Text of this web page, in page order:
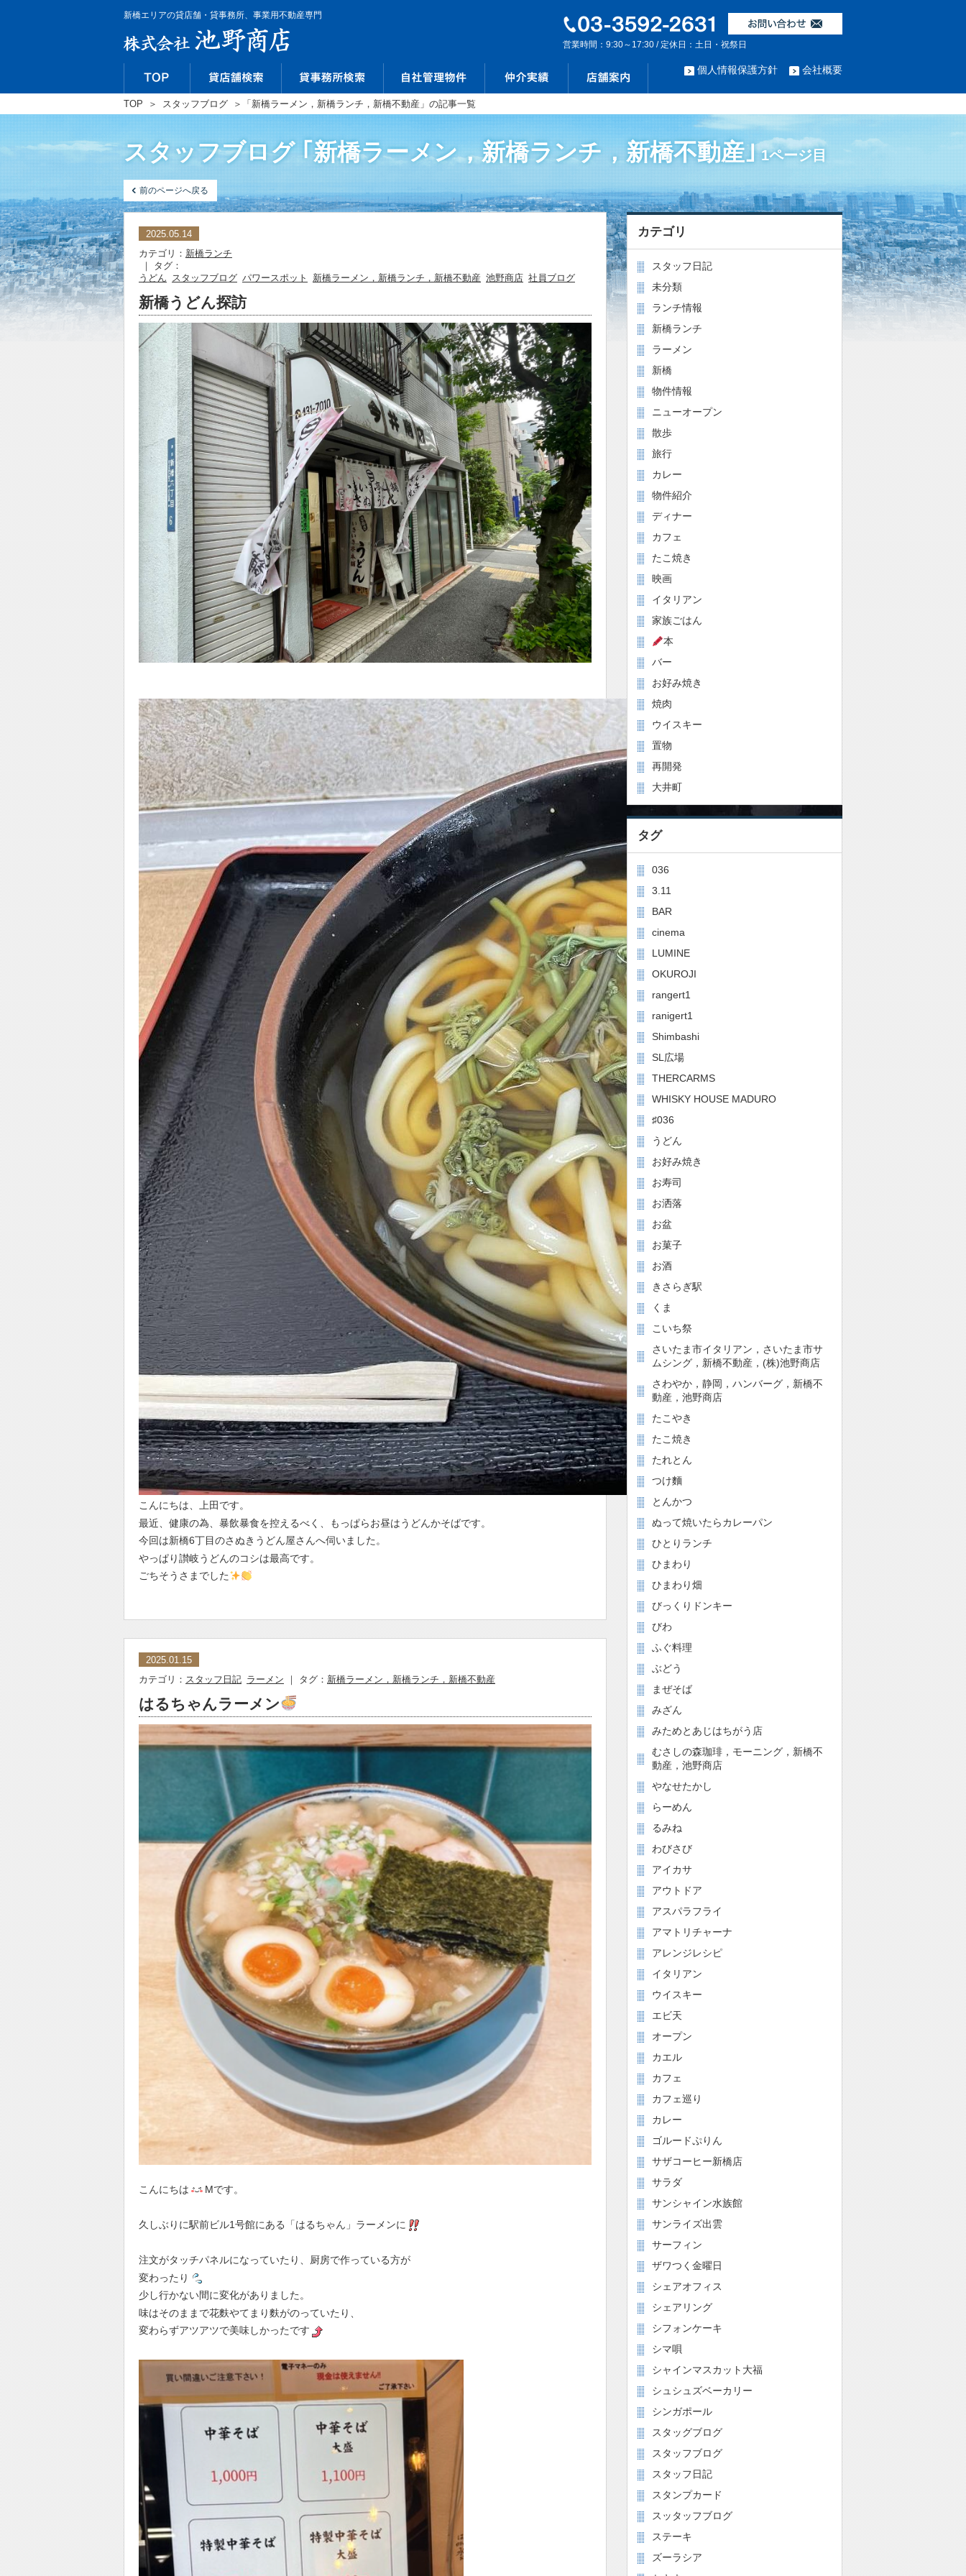
新橋エリアの貸店舗・貸事務所、事業用不動産専門
営業時間：9:30～17:30 / 定休日：土日・祝祭日
個人情報保護方針 会社概要
TOP ＞ スタッフブログ ＞ 「新橋ラーメン，新橋ランチ，新橋不動産」の記事一覧
スタッフブログ ｢新橋ラーメン，新橋ランチ，新橋不動産｣1ページ目
前のページへ戻る
2025.05.14
カテゴリ： 新橋ランチ
｜ タグ：
うどん
スタッフブログ パワースポット 新橋ラーメン，新橋ランチ，新橋不動産 池野商店 社員ブログ
新橋うどん探訪
こんにちは、上田です。
最近、健康の為、暴飲暴食を控えるべく、もっぱらお昼はうどんかそばです。
今回は新橋6丁目のさぬきうどん屋さんへ伺いました。
やっぱり讃岐うどんのコシは最高です。
ごちそうさまでした
2025.01.15
カテゴリ： スタッフ日記 ラーメン ｜ タグ： 新橋ラーメン，新橋ランチ，新橋不動産
はるちゃんラーメン
こんにちは Mです。
久しぶりに駅前ビル1号館にある「はるちゃん」ラーメンに
注文がタッチパネルになっていたり、厨房で作っている方が
変わったり
少し行かない間に変化がありました。
味はそのままで花麩やてまり麩がのっていたり、
変わらずアツアツで美味しかったです
カテゴリ
スタッフ日記
未分類
ランチ情報
新橋ランチ
ラーメン
新橋
物件情報
ニューオープン
散歩
旅行
カレー
物件紹介
ディナー
カフェ
たこ焼き
映画
イタリアン
家族ごはん
本
バー
お好み焼き
焼肉
ウイスキー
置物
再開発
大井町
タグ
036
3.11
BAR
cinema
LUMINE
OKUROJI
rangert1
ranigert1
Shimbashi
SL広場
THERCARMS
WHISKY HOUSE MADURO
♯036
うどん
お好み焼き
お寿司
お洒落
お盆
お菓子
お酒
きさらぎ駅
くま
こいち祭
さいたま市イタリアン，さいたま市サ
ムシング，新橋不動産，(株)池野商店
さわやか，静岡，ハンバーグ，新橋不
動産，池野商店
たこやき
たこ焼き
たれとん
つけ麵
とんかつ
ぬって焼いたらカレーパン
ひとりランチ
ひまわり
ひまわり畑
びっくりドンキー
びわ
ふぐ料理
ぶどう
まぜそば
みざん
みためとあじはちがう店
むさしの森珈琲，モーニング，新橋不
動産，池野商店
やなせたかし
らーめん
るみね
わびさび
アイカサ
アウトドア
アスパラフライ
アマトリチャーナ
アレンジレシピ
イタリアン
ウイスキー
エビ天
オープン
カエル
カフェ
カフェ巡り
カレー
ゴルードぷりん
サザコーヒー新橋店
サラダ
サンシャイン水族館
サンライズ出雲
サーフィン
ザワつく金曜日
シェアオフィス
シェアリング
シフォンケーキ
シマ唄
シャインマスカット大福
シュシュズベーカリー
シンガポール
スタッグブログ
スタッフブログ
スタッフ日記
スタンプカード
スッタッフブログ
ステーキ
ズーラシア